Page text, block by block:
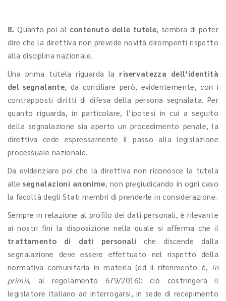
8. Quanto poi al contenuto delle tutele, sembra di poter
dire che la direttiva non prevede novità dirompenti rispetto
alla disciplina nazionale.
Una prima tutela riguarda la riservatezza dell’identità
del segnalante, da conciliare però, evidentemente, con i
contrapposti diritti di difesa della persona segnalata. Per
quanto riguarda, in particolare, l’ipotesi in cui a seguito
della segnalazione sia aperto un procedimento penale, la
direttiva cede espressamente il passo alla legislazione
processuale nazionale.
Da evidenziare poi che la direttiva non riconosce la tutela
allesegnalazioni anonime, non pregiudicando in ogni caso
la facoltà degli Stati membri di prenderle in considerazione.
Sempre in relazione al profilo dei dati personali, è rilevante
ai nostri fini la disposizione nella quale si afferma che il
trattamento di dati personali che discende dalla
segnalazione deve essere effettuato nel rispetto della
normativa comunitaria in materia (ed il riferimento è, in
primis, al regolamento 679/2016): ciò costringerà il
legislatore italiano ad interrogarsi, in sede di recepimento